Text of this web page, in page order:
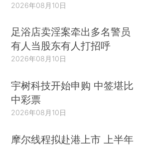
2026年08月10日
足浴店卖淫案牵出多名警员
有人当股东有人打招呼
2026年08月10日
宇树科技开始申购 中签堪比
中彩票
2026年08月10日
摩尔线程拟赴港上市 上半年